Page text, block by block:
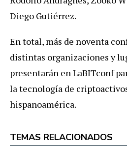
Diego Gutiérrez.
En total, más de noventa
distintas organizaciones y
presentarán en LaBITconf
la tecnología de
hispanoamérica.
TEMAS RELACIONADOS